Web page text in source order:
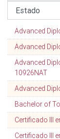
Advanced
Advanced
Advanced
10926NAT
Advanced
Bachelor of
Certificado III
Certificado III